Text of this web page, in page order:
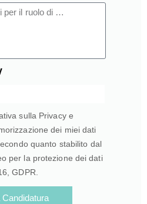
sulla Privacy e
dei miei dati
quanto stabilito dal
per la protezione dei dati
GDPR.
Candidatura